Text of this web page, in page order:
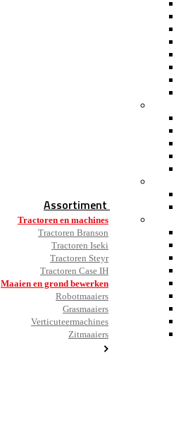
Assortiment
Tractoren en machines
Tractoren Branson
Tractoren Iseki
Tractoren Steyr
Tractoren Case IH
Maaien en grond bewerken
Robotmaaiers
Grasmaaiers
Verticuteermachines
Zitmaaiers